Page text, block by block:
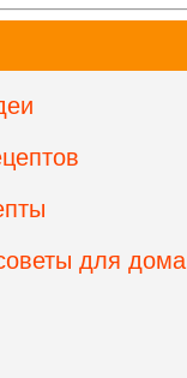
для дома